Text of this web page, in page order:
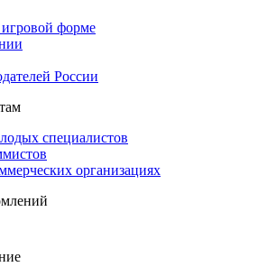
форме
России
специалистов
организациях